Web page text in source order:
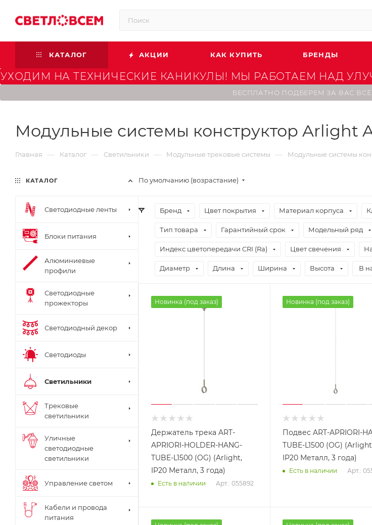
КАТАЛОГ АКЦИИ КАК КУПИТЬ БРЕНДЫ
УХОДИМ НА ТЕХНИЧЕСКИЕ КАНИКУЛЫ! МЫ РАБОТАЕМ НАД
БЕСПЛАТНО ПОДБЕРЕМ ЗА ВАС
Модульные системы конструктор Arlight
Главная — Каталог — Светильники — Модульные трековые системы — Модульные системы
По умолчанию (возрастание)
Бренд Цвет покрытия Материал корпуса
Тип товара Гарантийный срок Модельный ряд
Индекс цветопередачи CRI (Ra) Цвет свечения
Диаметр Длина Ширина Высота В
Новинка (под заказ)
Держатель трека ART-
APRIORI-HOLDER-HANG-
TUBE-L1500 (OG) (Arlight,
IP20 Металл, 3 года)
Есть в наличии Арт.: 055892
Новинка (под заказ)
Подвес ART-APRIORI-
TUBE-L1500 (OG)
IP20 Металл, 3 года)
Есть в наличии Арт.:
КАТАЛОГ
Светодиодные ленты
Блоки питания
Алюминиевые
профили
Светодиодные
прожекторы
Светодиодный декор
Светодиоды
Светильники
Трековые
светильники
Уличные
светодиодные
светильники
Управление светом
Кабели и провода
питания